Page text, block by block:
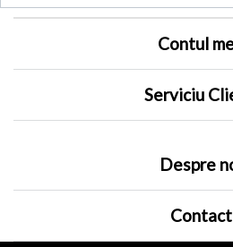
Contul
Serviciu
Despre
Contact